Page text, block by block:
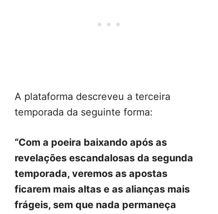
A plataforma descreveu a terceira
temporada da seguinte forma:
“Com a poeira baixando após as
revelações escandalosas da segunda
temporada, veremos as apostas
ficarem mais altas e as alianças mais
frágeis, sem que nada permaneça